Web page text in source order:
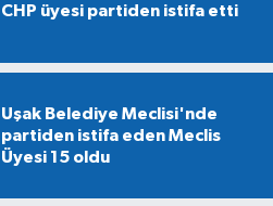
CHP üyesi partiden istifa etti
Uşak Belediye Meclisi'nde
partiden istifa eden Meclis
Üyesi 15 oldu